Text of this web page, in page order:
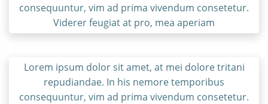
consequuntur, vim ad prima vivendum consetetur.
Viderer feugiat at pro, mea aperiam
Lorem ipsum dolor sit amet, at mei dolore tritani
repudiandae. In his nemore temporibus
consequuntur, vim ad prima vivendum consetetur.